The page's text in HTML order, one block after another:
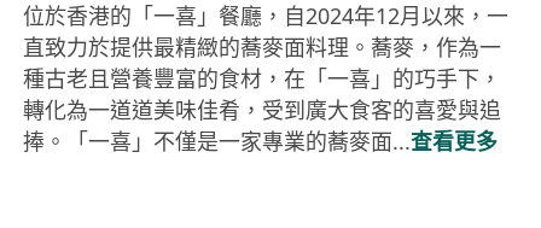
位於香港的「一喜」餐廳，自2024年12月以來，一
直致力於提供最精緻的蕎麥面料理。蕎麥，作為一
種古老且營養豐富的食材，在「一喜」的巧手下，
轉化為一道道美味佳肴，受到廣大食客的喜愛與追
捧。「一喜」不僅是一家專業的蕎麥面...查看更多